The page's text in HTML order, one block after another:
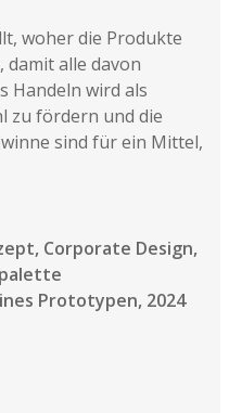
woher die Produkte
damit alle davon
Handeln wird als
zu fördern und die
sind für ein Mittel,
Corporate Design,
Prototypen, 2024